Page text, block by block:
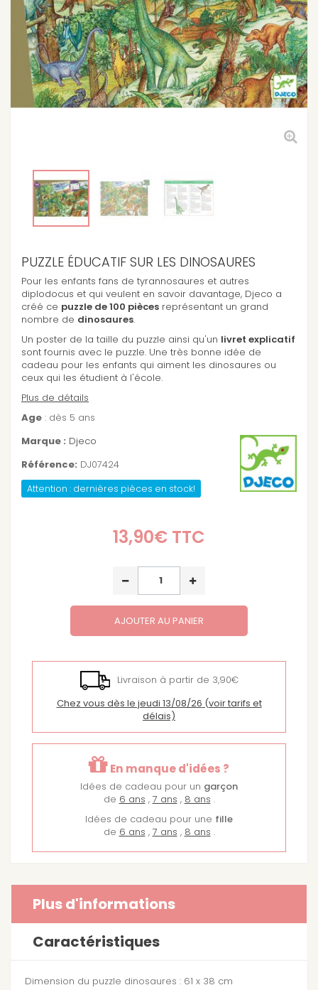
PUZZLE ÉDUCATIF SUR LES DINOSAURES
Pour les enfants fans de tyrannosaures et autres
diplodocus et qui veulent en savoir davantage, Djeco a
créé ce puzzle de 100 pièces représentant un grand
nombre de dinosaures.
Un poster de la taille du puzzle ainsi qu'un livret explicatif
sont fournis avec le puzzle. Une très bonne idée de
cadeau pour les enfants qui aiment les dinosaures ou
ceux qui les étudient à l'école.
Plus de détails
Age : dès 5 ans
Marque : Djeco
Référence: DJ07424
Attention : dernières pièces en stock!
13,90€ TTC
AJOUTER AU PANIER
Livraison à partir de 3,90€
Chez vous dès le jeudi 13/08/26 (voir tarifs et
délais)
En manque d'idées ?
Idées de cadeau pour un garçon
de 6 ans , 7 ans , 8 ans .
Idées de cadeau pour une fille
de 6 ans , 7 ans , 8 ans .
Plus d'informations
Caractéristiques
Dimension du puzzle dinosaures : 61 x 38 cm